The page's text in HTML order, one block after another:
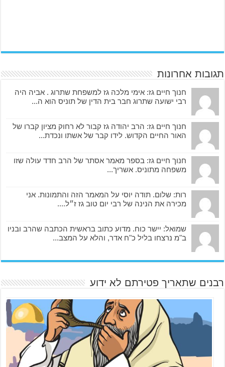
תגובות אחרונות
חנוך חיים גז: אימי מלכה גז למשפחת שתרוג . אביה היה
רבי ישועה שתרוג חבר בית הדין של תוניס הוא ה...
חנוך חיים גז: הרב יהודה גז קבור לא רחוק מציון קברו של
האור החיים הקדוש. לידו קבר של אשתו ונכדת...
חנוך חיים גז: בספר מאמר אסתר של הרב חדד עולה שזו
משפחה מתוניס. אשריך...
רות: שלום. תודה יוסי על המאמר הזה והתמונות. אני
מכירה את הנינה של רבי יום טוב גז ז״ל....
שמואל: יישר כוח. מדוע כתוב בראשית הכתבה שהרב ובניו
ב"מ נרצחו בליל כ"ח אדר, והלא על המצב...
רבנים שתאריך פטירתם לא ידוע